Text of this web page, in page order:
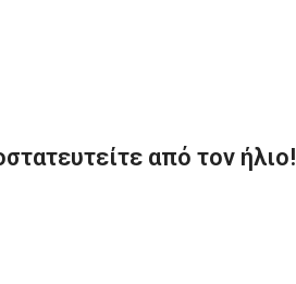
από τον ήλιο!